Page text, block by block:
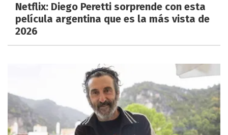
Netflix: Diego Peretti sorprende con esta
película argentina que es la más vista de
2026